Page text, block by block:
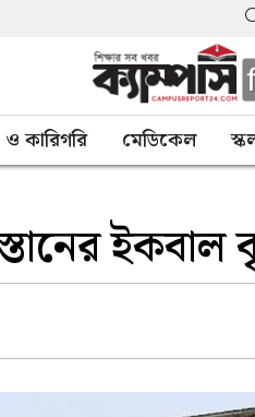
ও কারিগরি মেডিকেল
ইকবাল